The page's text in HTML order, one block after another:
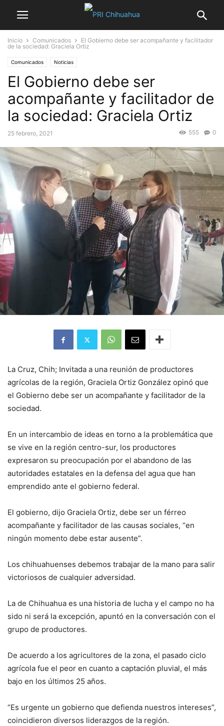
Inicio Comunicados
El Gobierno debe ser acompañante y facilitador
de la sociedad: Graciela Ortiz
Comunicados Noticias
El Gobierno debe ser
acompañante y facilitador de
la sociedad: Graciela Ortiz
25 febrero, 2021 0
555
La Cruz, Chih; Invitada a una reunión de productores
agrícolas de la región, Graciela Ortiz González opinó que
el Gobierno debe ser un acompañante y facilitador de la
sociedad.
En un intercambio de ideas en torno a la problemática que
se vive en la región centro-sur, los productores
expresaron su preocupación por el abandono de las
autoridades estatales en la defensa del agua que han
emprendido ante el gobierno federal.
El gobierno, dijo Graciela Ortiz, debe ser un férreo
acompañante y facilitador de las causas sociales, “en
ningún momento debe estar ausente”.
Los chihuahuenses debemos trabajar de la mano para salir
victoriosos de cualquier adversidad.
La de Chihuahua es una historia de lucha y el campo no ha
sido ni será la excepción, apuntó en la conversación con el
grupo de productores.
De acuerdo a los agricultores de la zona, el pasado ciclo
agrícola fue el peor en cuanto a captación pluvial, el más
bajo en los últimos 25 años.
“Es urgente un gobierno que defienda nuestros intereses”,
coincidieron diversos liderazgos de la región.